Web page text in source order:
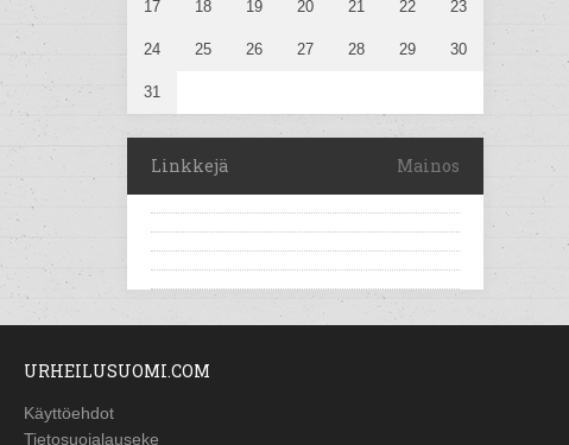
17 18 19 20 21 22 23
24 25 26 27 28 29 30
31
Linkkejä Mainos
URHEILUSUOMI.COM
Käyttöehdot
Tietosuojalauseke